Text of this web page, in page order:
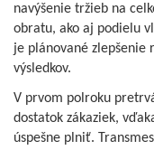
navýšenie tržieb na
obratu, ako aj podielu
je plánované zlepšenie
výsledkov.
V prvom polroku
dostatok zákaziek,
úspešne plniť.